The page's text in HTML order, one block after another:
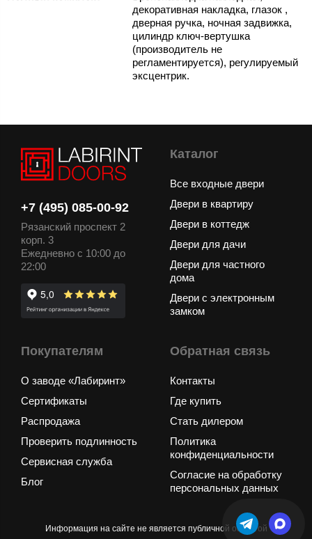
декоративная накладка, глазок ,
дверная ручка, ночная задвижка,
цилиндр ключ-вертушка
(производитель не
регламентируется), регулируемый
эксцентрик.
+7 (495) 085-00-92
Рязанский проспект 2
корп. 3
Ежедневно с 10:00 до
22:00
Каталог
Все входные двери
Двери в квартиру
Двери в коттедж
Двери для дачи
Двери для частного
дома
Двери с электронным
замком
Покупателям
О заводе «Лабиринт»
Сертификаты
Распродажа
Проверить подлинность
Сервисная служба
Блог
Обратная связь
Контакты
Где купить
Стать дилером
Политика
конфиденциальности
Согласие на обработку
персональных данных
Информация на сайте не является публичной офертой